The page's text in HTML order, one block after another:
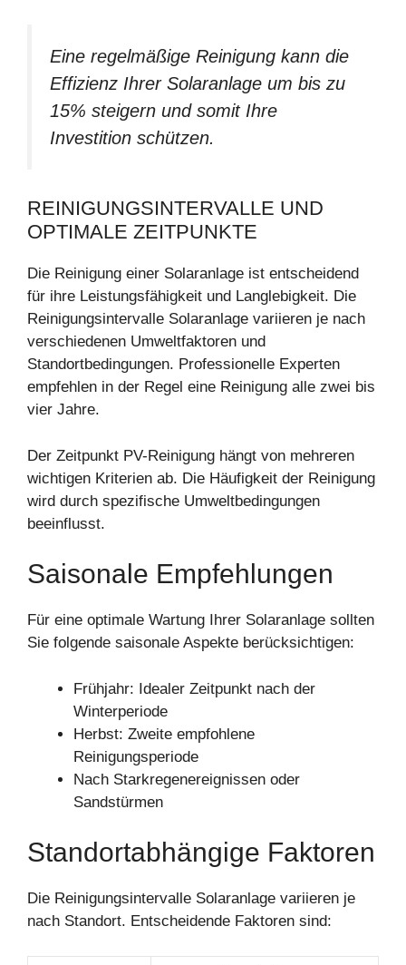
Eine regelmäßige Reinigung kann die
Effizienz Ihrer Solaranlage um bis zu
15% steigern und somit Ihre
Investition schützen.
REINIGUNGSINTERVALLE UND
OPTIMALE ZEITPUNKTE
Die Reinigung einer Solaranlage ist entscheidend
für ihre Leistungsfähigkeit und Langlebigkeit. Die
Reinigungsintervalle Solaranlage variieren je nach
verschiedenen Umweltfaktoren und
Standortbedingungen. Professionelle Experten
empfehlen in der Regel eine Reinigung alle zwei bis
vier Jahre.
Der Zeitpunkt PV-Reinigung hängt von mehreren
wichtigen Kriterien ab. Die Häufigkeit der Reinigung
wird durch spezifische Umweltbedingungen
beeinflusst.
Saisonale Empfehlungen
Für eine optimale Wartung Ihrer Solaranlage sollten
Sie folgende saisonale Aspekte berücksichtigen:
Frühjahr: Idealer Zeitpunkt nach der
Winterperiode
Herbst: Zweite empfohlene
Reinigungsperiode
Nach Starkregenereignissen oder
Sandstürmen
Standortabhängige Faktoren
Die Reinigungsintervalle Solaranlage variieren je
nach Standort. Entscheidende Faktoren sind: